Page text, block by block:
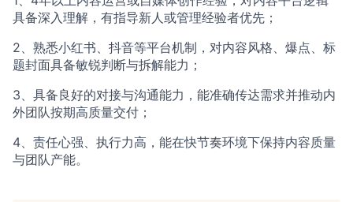
具备深入理解，有指导新人或管理经验者优先；
2、熟悉小红书、抖音等平台机制，对内容风格、爆点、标
题封面具备敏锐判断与拆解能力；
3、具备良好的对接与沟通能力，能准确传达需求并推动内
外团队按期高质量交付；
4、责任心强、执行力高，能在快节奏环境下保持内容质量
与团队产能。